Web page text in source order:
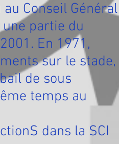
Conseil Général
une partie du
En 1971,
sur le stade,
de sous
temps au
dans la SCI